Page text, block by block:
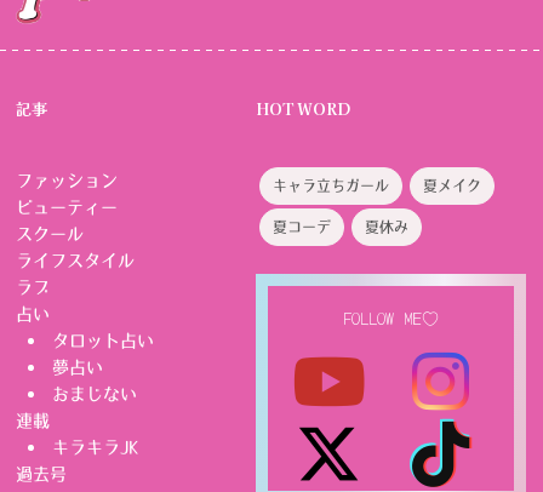
記事
ファッション
ビューティー
スクール
ライフスタイル
ラブ
占い
タロット占い
夢占い
おまじない
連載
キラキラJK
過去号
HOT WORD
キャラ立ちガール 夏メイク
夏コーデ 夏休み
FOLLOW ME♡